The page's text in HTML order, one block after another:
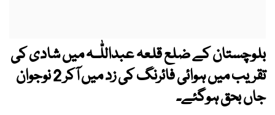
بلوچستان کے ضلع قلعہ عبداللّٰـہ میں شادی کی
تقریب میں ہوائی فائرنگ کی زد میں آکر 2 نوجوان
جاں بحق ہوگئے۔